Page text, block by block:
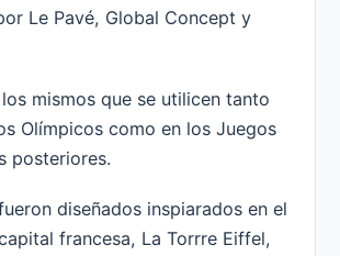
Le Pavé, Global Concept y
mismos que se utilicen tanto
Olímpicos como en los Juegos
posteriores.
diseñados inspiarados en el
francesa, La Torrre Eiffel,